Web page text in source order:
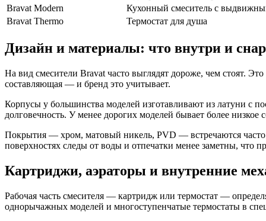
Bravat Modern
Кухонный смеситель с
Bravat Thermo
Термостат для душа
Дизайн и материалы: что внутри и
На вид смесители Bravat часто выглядят дороже, чем стоят.
составляющая — и бренд это учитывает.
Корпусы у большинства моделей изготавливают из латуни с
долговечность. У менее дорогих моделей бывает более
Покрытия — хром, матовый никель, PVD — встречаются
поверхностях следы от воды и отпечатки менее заметны, что
Картриджи, аэраторы и внутренние
Рабочая часть смесителя — картридж или термостат —
однорычажных моделей и многоступенчатые термостаты в